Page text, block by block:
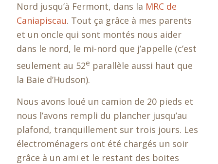
Nord jusqu’à Fermont, dans la MRC de
Caniapiscau. Tout ça grâce à mes parents
et un oncle qui sont montés nous aider
dans le nord, le mi-nord que j’appelle (c’est
seulement au 52e parallèle aussi haut que
la Baie d’Hudson).
Nous avons loué un camion de 20 pieds et
nous l’avons rempli du plancher jusqu’au
plafond, tranquillement sur trois jours. Les
électroménagers ont été chargés un soir
grâce à un ami et le restant des boites